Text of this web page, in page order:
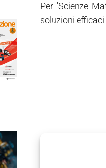
Per 'Scienze
soluzioni